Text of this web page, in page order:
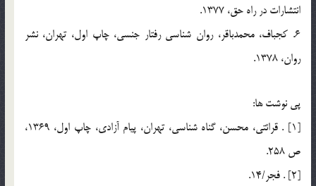
انتشارات در راه حق، 1377.
6. كجباف، محمدباقر، روان شناسي رفتار جنسي، چاپ اول، تهران، نشر
روان، 1378.
پي نوشت ها:
[1] . قرائتي، محسن، گناه شناسي، ‌تهران، پيام آزادي، چاپ اول، 1369،
ص 258.
[2] . فجر/14.